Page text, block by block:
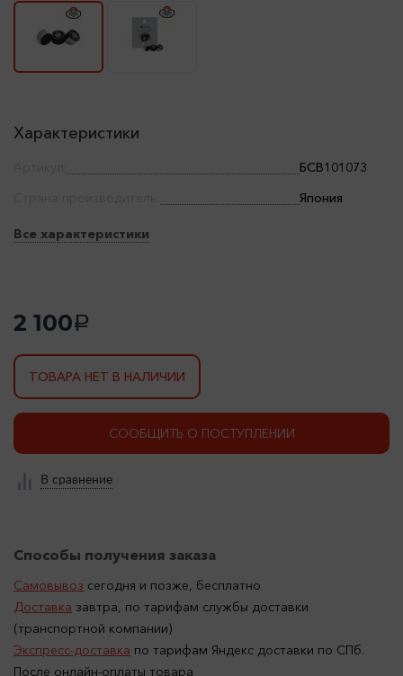
Характеристики
БСВ101073
Япония
Все характеристики
2 100a
ТОВАРА НЕТ В НАЛИЧИИ
СООБЩИТЬ О ПОСТУПЛЕНИИ
В сравнение
Способы получения заказа
Самовывоз сегодня и позже, бесплатно
Доставка завтра, по тарифам службы доставки
(транспортной компании)
Экспресс-доставка по тарифам Яндекс доставки по СПб.
После онлайн-оплаты товара